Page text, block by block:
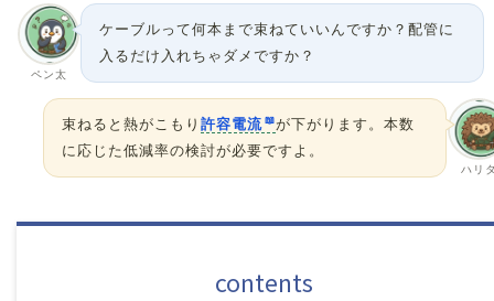
ペン太
ケーブルって何本まで束ねていいんですか？配管に
入るだけ入れちゃダメですか？
ハリ
束ねると熱がこもり 許容電流
が下がります。本数
に応じた低減率の検討が必要ですよ。
contents